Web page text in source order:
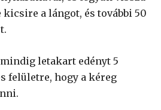
kicsire a lángot, és további 50
letakart edényt 5
felületre, hogy a kéreg